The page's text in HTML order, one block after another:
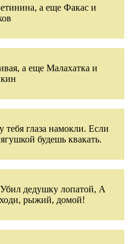
а еще Факас и
а еще Малахатка и
глаза намокли. Если
будешь квакать.
дедушку лопатой, А
рыжий, домой!